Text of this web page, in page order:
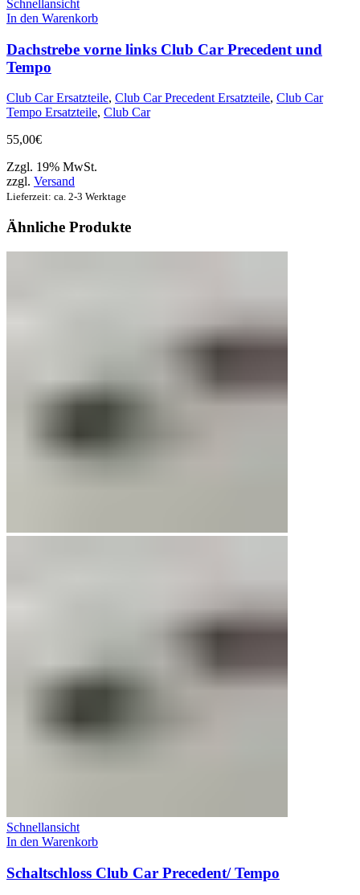
Schnellansicht
In den Warenkorb
Dachstrebe vorne links Club Car Precedent und
Tempo
Club Car Ersatzteile, Club Car Precedent Ersatzteile, Club Car
Tempo Ersatzteile, Club Car
55,00€
Zzgl. 19% MwSt.
zzgl. Versand
Lieferzeit: ca. 2-3 Werktage
Ähnliche Produkte
Schnellansicht
In den Warenkorb
Schaltschloss Club Car Precedent/ Tempo